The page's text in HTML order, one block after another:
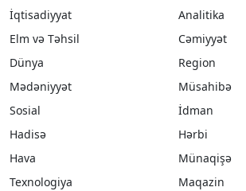
İqtisadiyyat
Analitika
Elm və Təhsil
Cəmiyyət
Dünya
Region
Mədəniyyət
Müsahibə
Sosial
İdman
Hadisə
Hərbi
Hava
Münaqişə
Texnologiya
Maqazin